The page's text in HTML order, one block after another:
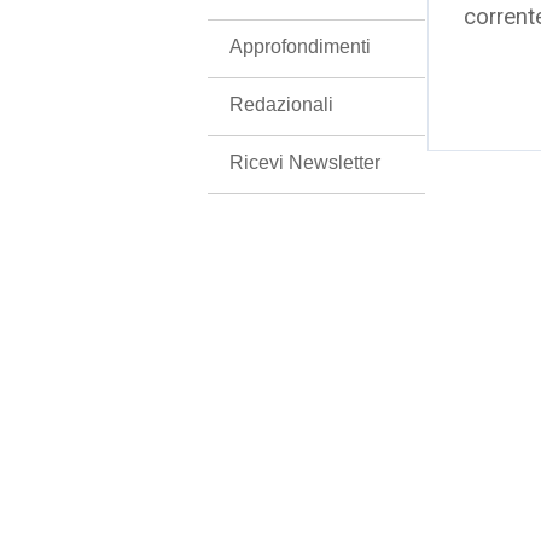
Approfondimenti
Redazionali
Ricevi Newsletter